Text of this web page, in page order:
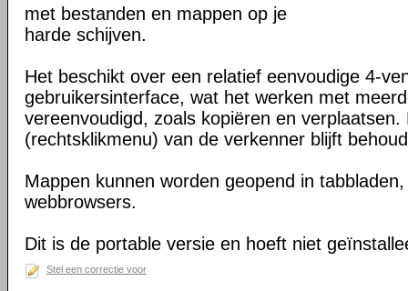
met bestanden en mappen op je
harde schijven.
Het beschikt over een relatief eenvoudige 4-
gebruikersinterface, wat het werken met
vereenvoudigd, zoals kopiëren en
(rechtsklikmenu) van de verkenner blijft
Mappen kunnen worden geopend in
webbrowsers.
Dit is de portable versie en hoeft niet
Stel een correctie voor